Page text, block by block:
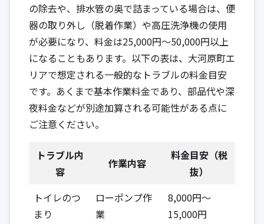
の除去や、排水管の奥で詰まっている場合は、便
器の取り外し（脱着作業）や高圧洗浄機の使用
が必要になり、料金は25,000円〜50,000円以上
になることもあります。以下の表は、大河原町エ
リアで想定される一般的なトラブルの料金目安
です。あくまで基本作業料金であり、部品代や深
夜料金などが別途加算される可能性がある点に
ご注意ください。
トラブル内
容
作業内容
料金目安（税
抜）
トイレのつ
まり
ローポンプ作
業
8,000円～
15,000円